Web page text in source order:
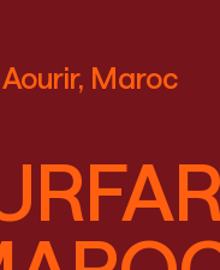
Aourir, Maroc